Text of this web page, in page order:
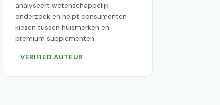
analyseert wetenschappelijk
onderzoek en helpt consumenten
kiezen tussen huismerken en
premium supplementen.
VERIFIED AUTEUR